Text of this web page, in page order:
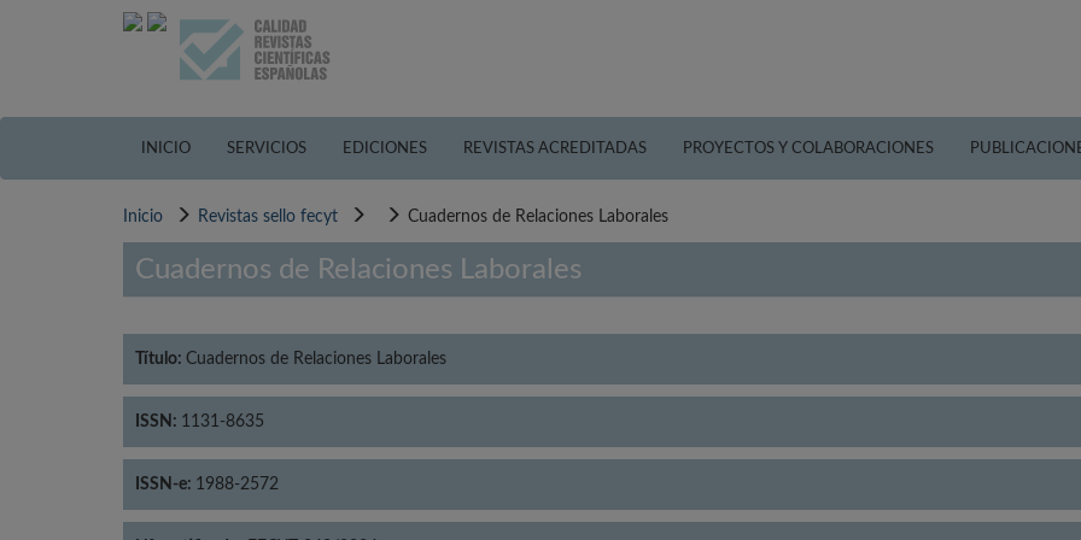
INICIO SERVICIOS EDICIONES REVISTAS ACREDITADAS PROYECTOS Y COLABORACIONES
Inicio Revistas sello fecyt Cuadernos de Relaciones Laborales
Cuadernos de Relaciones Laborales
Título: Cuadernos de Relaciones Laborales
ISSN: 1131-8635
ISSN-e: 1988-2572